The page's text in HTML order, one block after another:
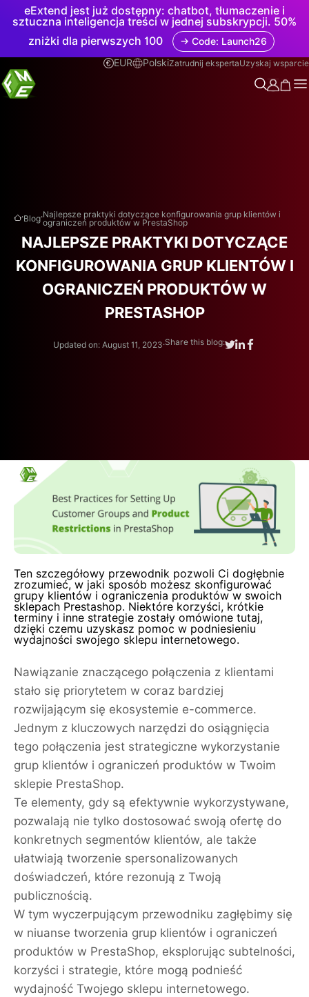
eExtend jest już dostępny: chatbot, tłumaczenie i
sztuczna inteligencja treści w jednej subskrypcji. 50%
zniżki dla pierwszych 100
→ Code: Launch26
EUR
PolskiZatrudnij ekspertaUzyskaj wsparcie
.Blog.Najlepsze praktyki dotyczące konfigurowania grup klientów i
ograniczeń produktów w PrestaShop
NAJLEPSZE PRAKTYKI DOTYCZĄCE
KONFIGUROWANIA GRUP KLIENTÓW I
OGRANICZEŃ PRODUKTÓW W
PRESTASHOP
Updated on: August 11, 2023.Share this blog:
Ten szczegółowy przewodnik pozwoli Ci dogłębnie
zrozumieć, w jaki sposób możesz skonfigurować
grupy klientów i ograniczenia produktów w swoich
sklepach Prestashop. Niektóre korzyści, krótkie
terminy i inne strategie zostały omówione tutaj,
dzięki czemu uzyskasz pomoc w podniesieniu
wydajności swojego sklepu internetowego.
Nawiązanie znaczącego połączenia z klientami
stało się priorytetem w coraz bardziej
rozwijającym się ekosystemie e-commerce.
Jednym z kluczowych narzędzi do osiągnięcia
tego połączenia jest strategiczne wykorzystanie
grup klientów i ograniczeń produktów w Twoim
sklepie PrestaShop.
Te elementy, gdy są efektywnie wykorzystywane,
pozwalają nie tylko dostosować swoją ofertę do
konkretnych segmentów klientów, ale także
ułatwiają tworzenie spersonalizowanych
doświadczeń, które rezonują z Twoją
publicznością.
W tym wyczerpującym przewodniku zagłębimy się
w niuanse tworzenia grup klientów i ograniczeń
produktów w PrestaShop, eksplorując subtelności,
korzyści i strategie, które mogą podnieść
wydajność Twojego sklepu internetowego.